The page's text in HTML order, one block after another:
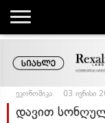
ეკონომიკა 03 ივნისი
დავით